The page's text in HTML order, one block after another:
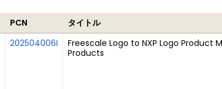
PCN
タイトル
202504006I
Freescale Logo to NXP Logo Product
Products